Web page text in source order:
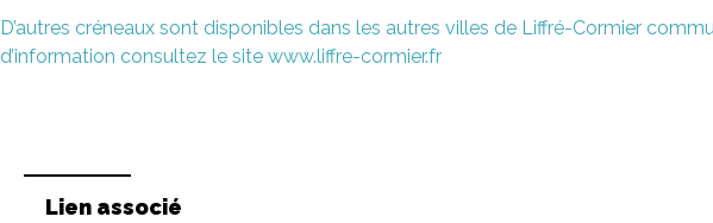
D’autres créneaux sont disponibles dans les autres villes de Liffré-Cormier
d’information consultez le site www.liffre-cormier.fr
Lien associé